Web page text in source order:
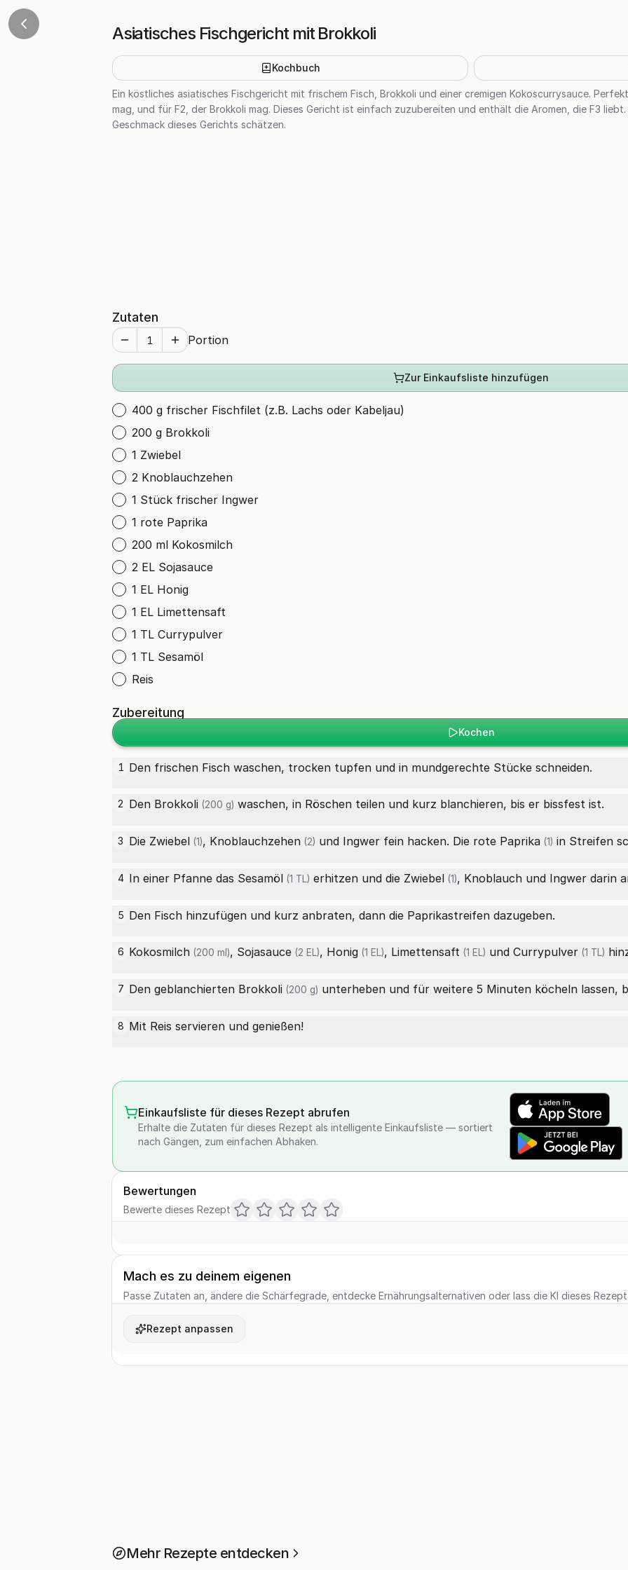
Asiatisches Fischgericht mit Brokkoli
Kochbuch
Ein köstliches asiatisches Fischgericht mit frischem Fisch, Brokkoli und einer cremigen Kokoscurrysauce.
mag, und für F2, der Brokkoli mag. Dieses Gericht ist einfach zuzubereiten und enthält die Aromen, die F3
Geschmack dieses Gerichts schätzen.
Zutaten
Portion
Zur Einkaufsliste hinzufügen
400 g frischer Fischfilet (z.B. Lachs oder Kabeljau)
200 g Brokkoli
1 Zwiebel
2 Knoblauchzehen
1 Stück frischer Ingwer
1 rote Paprika
200 ml Kokosmilch
2 EL Sojasauce
1 EL Honig
1 EL Limettensaft
1 TL Currypulver
1 TL Sesamöl
Reis
Zubereitung
Kochen
1 Den frischen Fisch waschen, trocken tupfen und in mundgerechte Stücke schneiden.
2 Den Brokkoli (200 g) waschen, in Röschen teilen und kurz blanchieren, bis er bissfest ist.
3 Die Zwiebel (1), Knoblauchzehen (2) und Ingwer fein hacken. Die rote Paprika (1) in Streifen
4 In einer Pfanne das Sesamöl (1 TL) erhitzen und die Zwiebel (1), Knoblauch und Ingwer darin
5 Den Fisch hinzufügen und kurz anbraten, dann die Paprikastreifen dazugeben.
6 Kokosmilch (200 ml), Sojasauce (2 EL), Honig (1 EL), Limettensaft (1 EL) und Currypulver (1 TL)
7 Den geblanchierten Brokkoli (200 g) unterheben und für weitere 5 Minuten köcheln lassen,
8 Mit Reis servieren und genießen!
Einkaufsliste für dieses Rezept abrufen
Erhalte die Zutaten für dieses Rezept als intelligente Einkaufsliste — sortiert
nach Gängen, zum einfachen Abhaken.
Bewertungen
Bewerte dieses Rezept
Mach es zu deinem eigenen
Passe Zutaten an, ändere die Schärfegrade, entdecke Ernährungsalternativen oder lass die KI dieses
Rezept anpassen
Mehr Rezepte entdecken